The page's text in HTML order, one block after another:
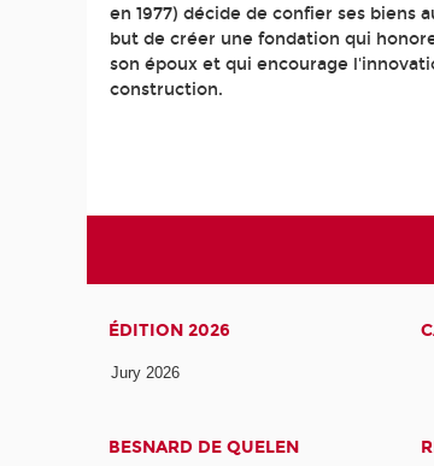
en 1977) décide de confier ses biens
but de créer une fondation qui
son époux et qui encourage
construction.
ÉDITION 2026
Jury 2026
BESNARD DE QUELEN